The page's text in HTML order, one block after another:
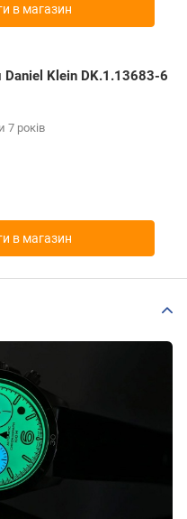
в магазин
Daniel Klein DK.1.13683-6
7 років
в магазин